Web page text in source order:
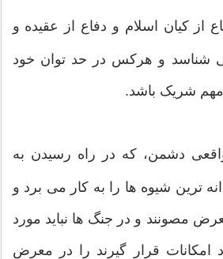
از کیان اسلام و دفاع از عقیده و
شناسد و هرکس در حد توان خود
مهم شریک باشد.
واقعی دشمن، که در راه رسیدن به
ترین شیوه ها را به کار می برد و
مصونند و در جنگ ها نباید مورد
امکانات قرار گیرند را در معرض